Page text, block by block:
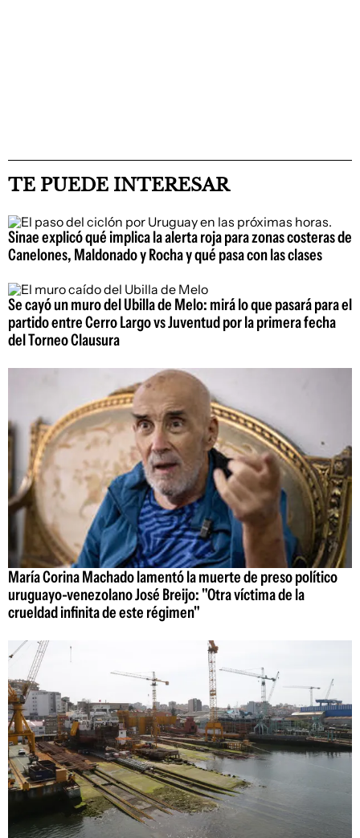
TE PUEDE INTERESAR
Sinae explicó qué implica la alerta roja para zonas costeras de
Canelones, Maldonado y Rocha y qué pasa con las clases
Se cayó un muro del Ubilla de Melo: mirá lo que pasará para el
partido entre Cerro Largo vs Juventud por la primera fecha
del Torneo Clausura
María Corina Machado lamentó la muerte de preso político
uruguayo-venezolano José Breijo: "Otra víctima de la
crueldad infinita de este régimen"